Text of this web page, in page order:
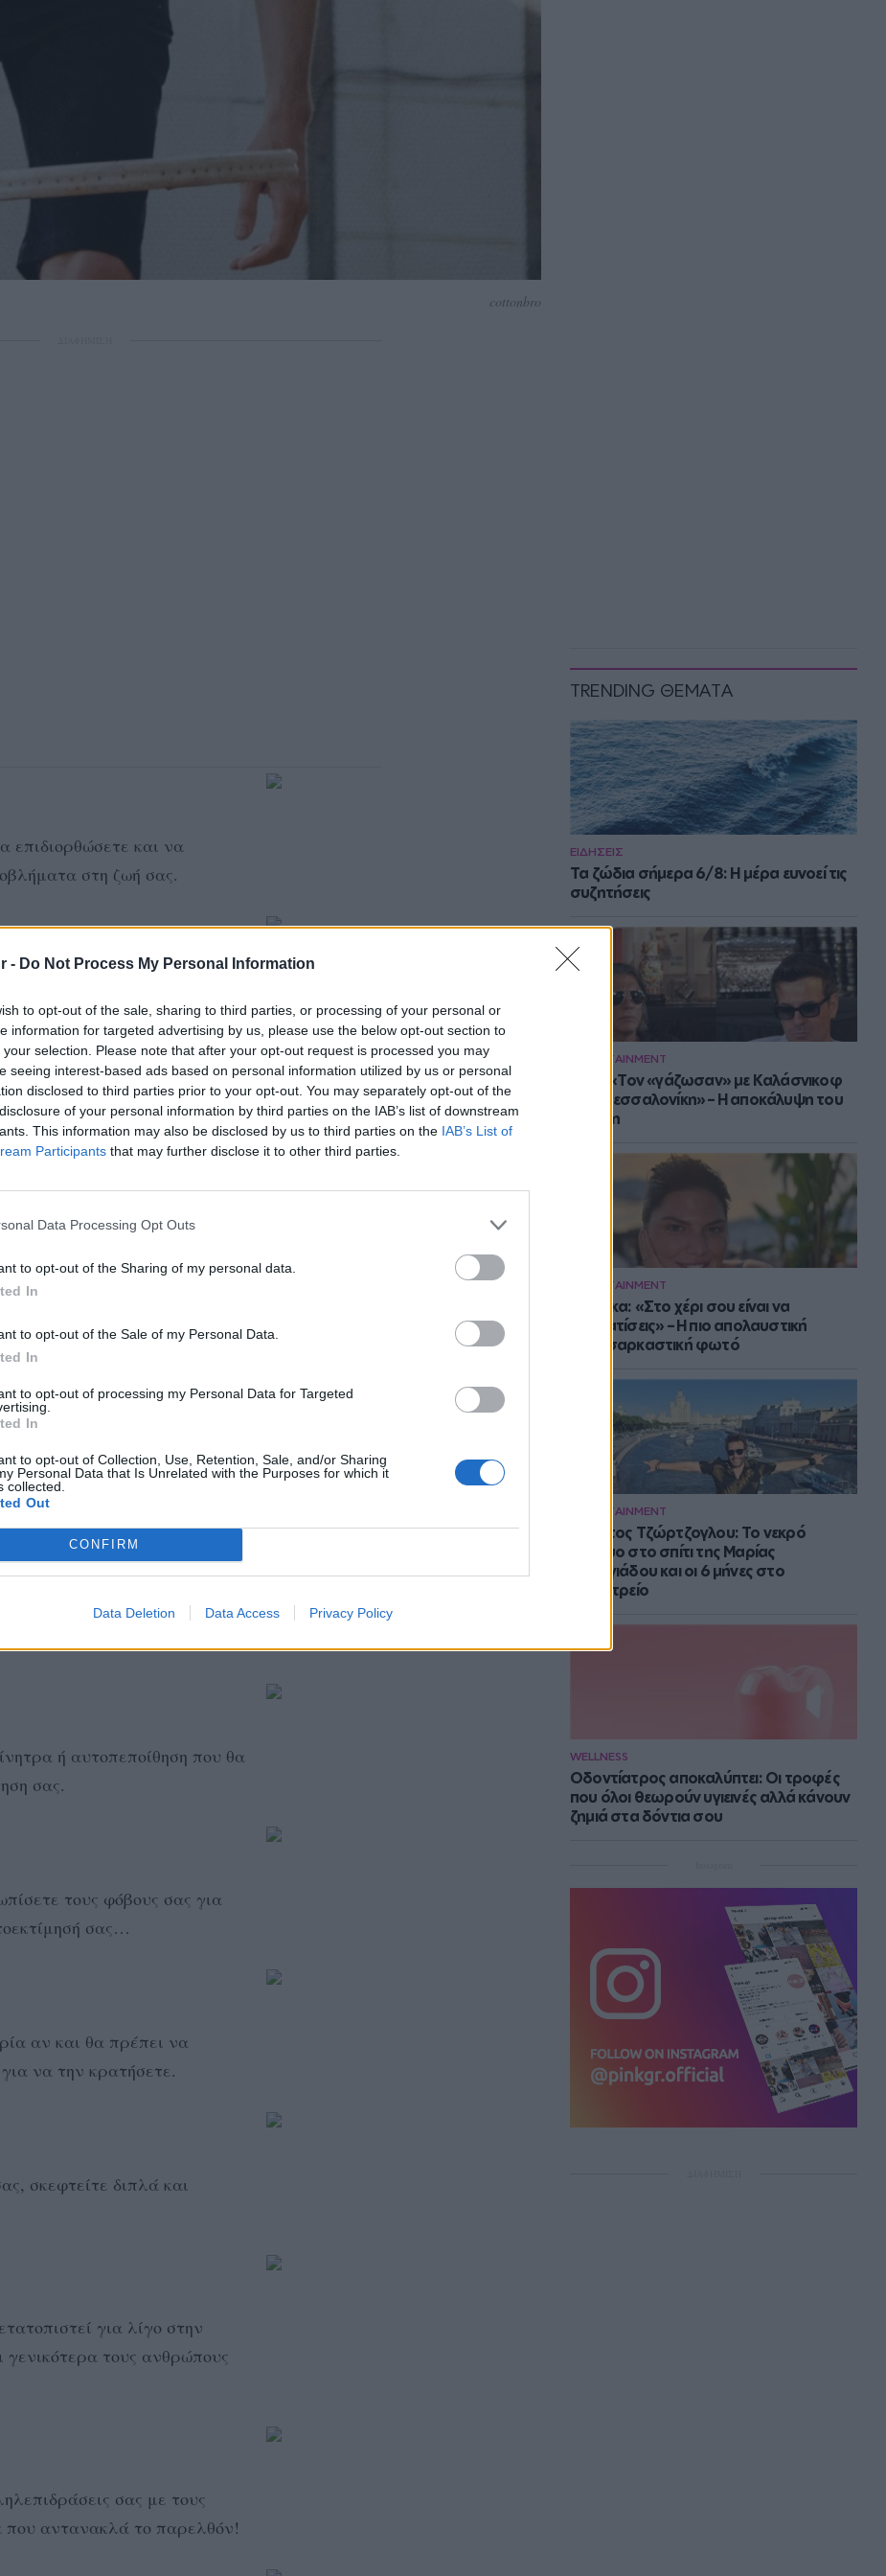
- Do Not Process My Personal Information
to opt-out of the sale, sharing to third parties, or processing of your personal or
information for targeted advertising by us, please use the below opt-out section to
your selection. Please note that after your opt-out request is processed you may
seeing interest-based ads based on personal information utilized by us or personal
disclosed to third parties prior to your opt-out. You may separately opt-out of the
of your personal information by third parties on the IAB’s list of downstream
This information may also be disclosed by us to third parties on the IAB’s List of
Participants that may further disclose it to other third parties.
Data Processing Opt Outs
to opt-out of the Sharing of my personal data.
In
to opt-out of the Sale of my Personal Data.
In
to opt-out of processing my Personal Data for Targeted
In
to opt-out of Collection, Use, Retention, Sale, and/or Sharing
Personal Data that Is Unrelated with the Purposes for which it
collected.
Out
CONFIRM
Data Deletion Data Access Privacy Policy
TRENDING ΘΕΜΑΤΑ
ΕΙΔΗΣΕΙΣ
Τα ζώδια σήμερα 6/8: Η μέρα ευνοεί τις
συζητήσεις
ENTERTAINMENT
Νίνο: «Τον «γάζωσαν» με Καλάσνικοφ
στη Θεσσαλονίκη» – Η αποκάλυψη του
Ψινάκη
ENTERTAINMENT
Μπάρκα: «Στο χέρι σου είναι να
αδυνατίσεις» – Η πιο απολαυστική
αυτοσαρκαστική φωτό
ENTERTAINMENT
Στράτος Τζώρτζογλου: Το νεκρό
έμβρυο στο σπίτι της Μαρίας
Γεωργιάδου και οι 6 μήνες στο
ψυχιατρείο
WELLNESS
Οδοντίατρος αποκαλύπτει: Οι τροφές
που όλοι θεωρούν υγιεινές αλλά κάνουν
ζημιά στα δόντια σου
cottonbro
επιδιορθώσετε και να
στη ζωή σας.
ματιά στους λόγους που
με ποιο τρόπο
προσπάθειές σας.
στο δικό σας
ή αυτοπεποίθηση που θα
σας.
τους φόβους σας για
σας…
αν και θα πρέπει να
να την κρατήσετε.
σκεφτείτε διπλά και
για λίγο στην
γενικότερα τους ανθρώπους
σας με τους
που αντανακλά το παρελθόν!